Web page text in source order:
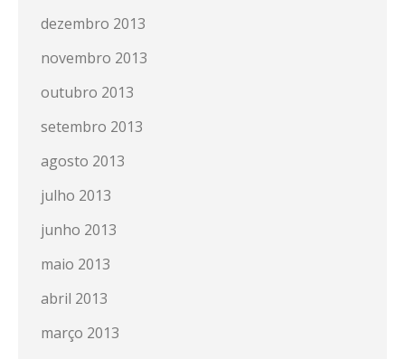
dezembro 2013
novembro 2013
outubro 2013
setembro 2013
agosto 2013
julho 2013
junho 2013
maio 2013
abril 2013
março 2013